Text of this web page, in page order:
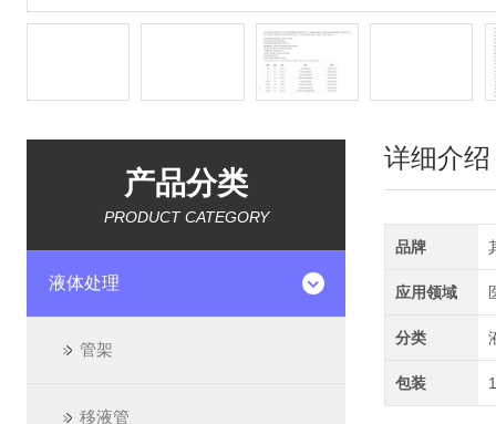
产品分类
PRODUCT CATEGORY
液体处理
管架
移液管
详细介绍
品牌
应用领域
分类
包装